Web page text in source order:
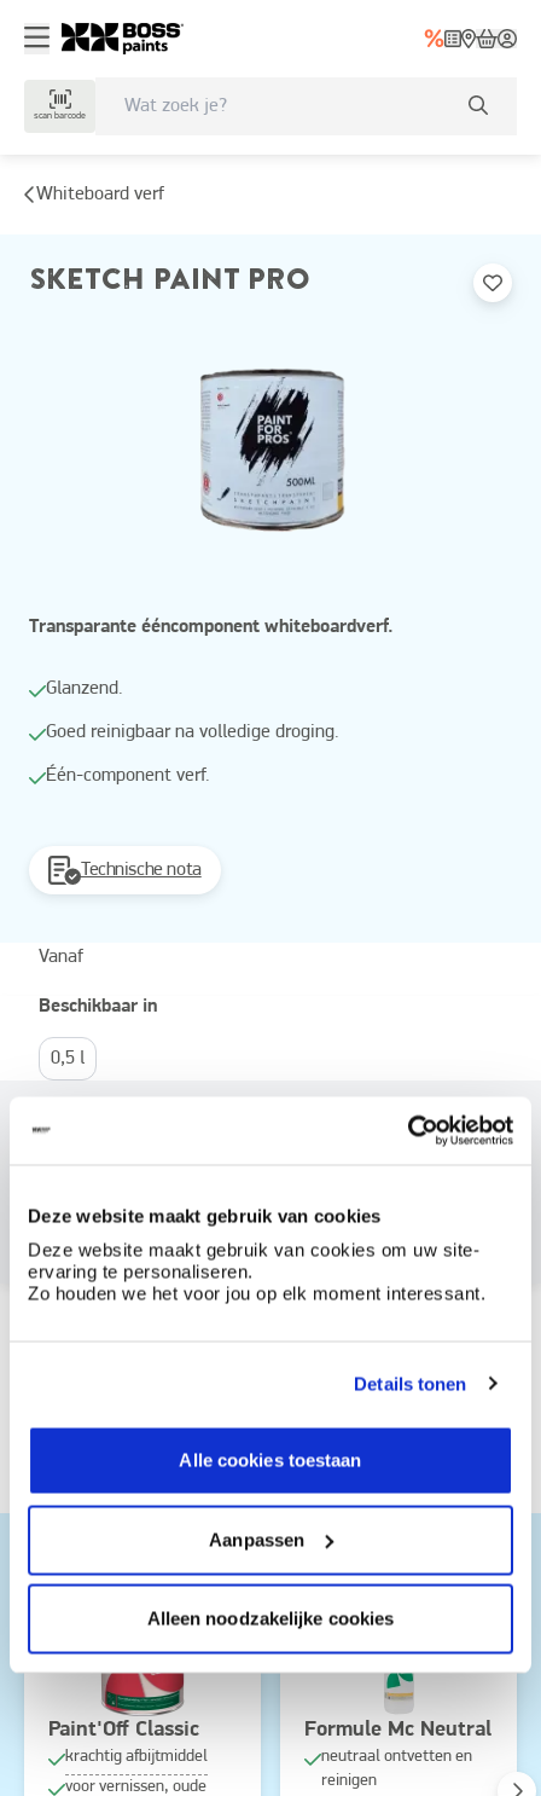
Deze website maakt gebruik van cookies
Deze website maakt gebruik van cookies om uw site-
ervaring te personaliseren.
Zo houden we het voor jou op elk moment interessant.
Details tonen
Alle cookies toestaan
Aanpassen
Alleen noodzakelijke cookies
scan barcode
Whiteboard verf
SKETCH PAINT PRO
Transparante ééncomponent whiteboardverf.
Glanzend.
Goed reinigbaar na volledige droging.
Één-component verf.
Technische nota
Vanaf
Beschikbaar in
0,5 l
Reeds klant? Log hier in
Paint'Off Classic
krachtig afbijtmiddel
voor vernissen, oude
Formule Mc Neutral
neutraal ontvetten en
reinigen